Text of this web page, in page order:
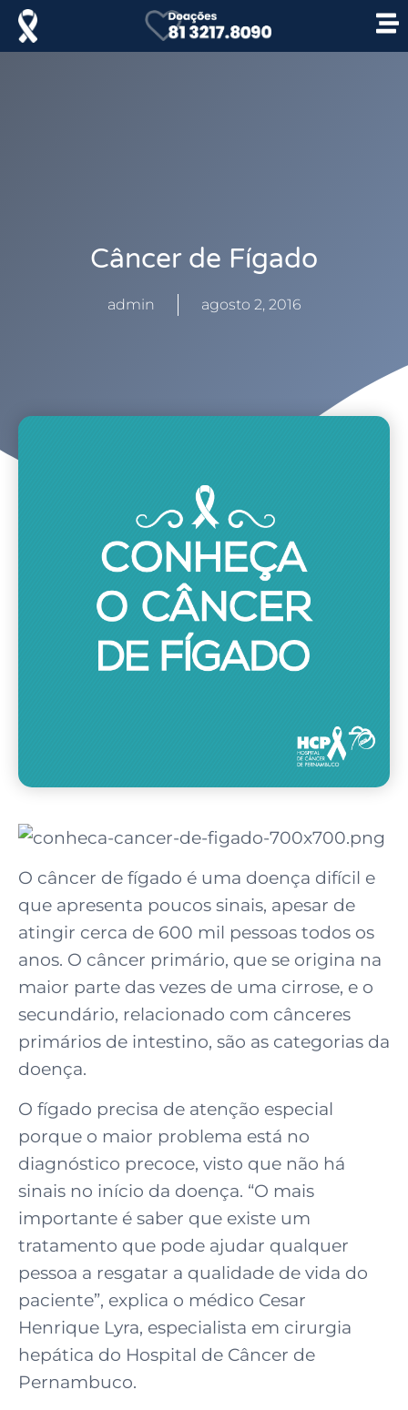
Câncer de Fígado
admin agosto 2, 2016
O câncer de fígado é uma doença difícil e
que apresenta poucos sinais, apesar de
atingir cerca de 600 mil pessoas todos os
anos. O câncer primário, que se origina na
maior parte das vezes de uma cirrose, e o
secundário, relacionado com cânceres
primários de intestino, são as categorias da
doença.
O fígado precisa de atenção especial
porque o maior problema está no
diagnóstico precoce, visto que não há
sinais no início da doença. “O mais
importante é saber que existe um
tratamento que pode ajudar qualquer
pessoa a resgatar a qualidade de vida do
paciente”, explica o médico Cesar
Henrique Lyra, especialista em cirurgia
hepática do Hospital de Câncer de
Pernambuco.